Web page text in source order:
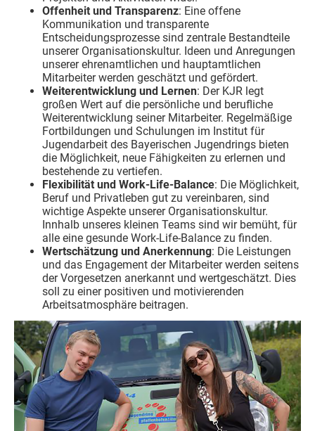
Offenheit und Transparenz: Eine offene
Kommunikation und transparente
Entscheidungsprozesse sind zentrale Bestandteile
unserer Organisationskultur. Ideen und Anregungen
unserer ehrenamtlichen und hauptamtlichen
Mitarbeiter werden geschätzt und gefördert.
Weiterentwicklung und Lernen: Der KJR legt
großen Wert auf die persönliche und berufliche
Weiterentwicklung seiner Mitarbeiter. Regelmäßige
Fortbildungen und Schulungen im Institut für
Jugendarbeit des Bayerischen Jugendrings bieten
die Möglichkeit, neue Fähigkeiten zu erlernen und
bestehende zu vertiefen.
Flexibilität und Work-Life-Balance: Die Möglichkeit,
Beruf und Privatleben gut zu vereinbaren, sind
wichtige Aspekte unserer Organisationskultur.
Innhalb unseres kleinen Teams sind wir bemüht, für
alle eine gesunde Work-Life-Balance zu finden.
Wertschätzung und Anerkennung: Die Leistungen
und das Engagement der Mitarbeiter werden seitens
der Vorgesetzen anerkannt und wertgeschätzt. Dies
soll zu einer positiven und motivierenden
Arbeitsatmosphäre beitragen.